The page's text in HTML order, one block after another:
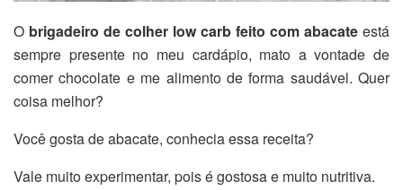
O brigadeiro de colher low carb feito com abacate está
sempre presente no meu cardápio, mato a vontade de
comer chocolate e me alimento de forma saudável. Quer
coisa melhor?
Você gosta de abacate, conhecia essa receita?
Vale muito experimentar, pois é gostosa e muito nutritiva.